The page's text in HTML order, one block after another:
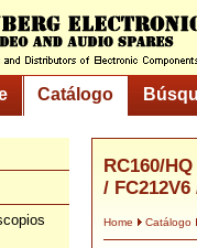
Catálogo
RC160/
/ FC212V6
Home Catálogo